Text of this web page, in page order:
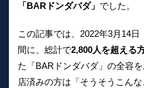
「BARドンダバダ」 でした。
この記事では、2022年3月14
間に、総計で2,800人を超える
た「BARドンダバダ」の全容
店済みの方は「そうそうこん